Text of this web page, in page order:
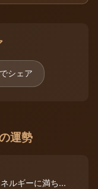
シェア
運勢
ルギーに満ち...